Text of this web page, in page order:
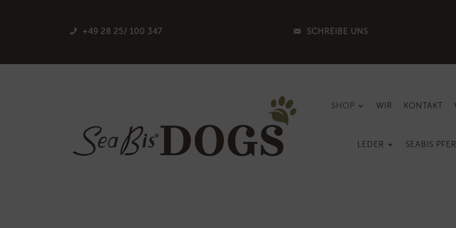
+49 28 25/ 100 347 SCHREIBE UNS
SHOP WIR KONTAKT
LEDER SEABIS